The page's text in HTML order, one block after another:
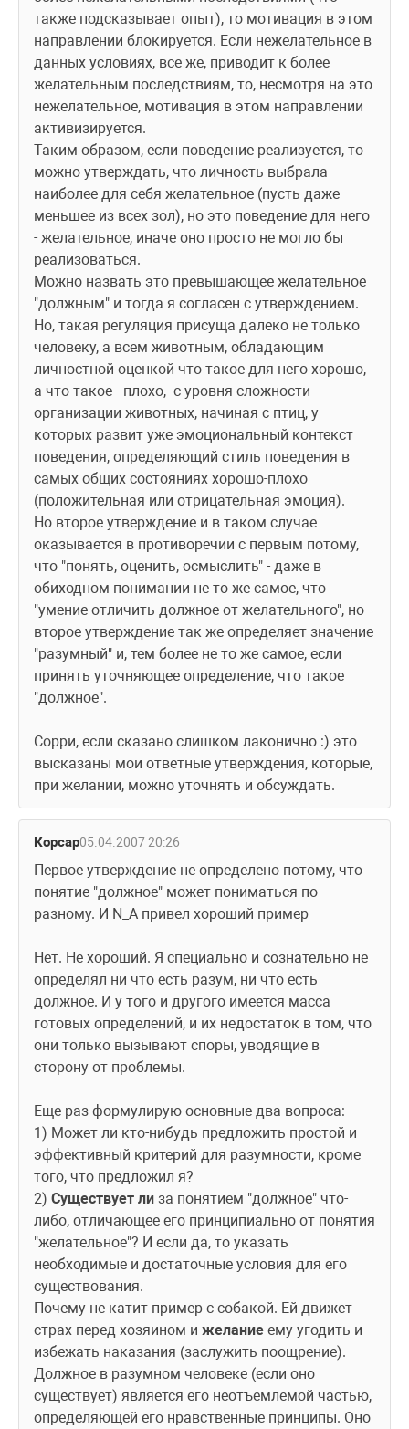
также подсказывает опыт), то мотивация в этом
направлении блокируется. Если нежелательное в
данных условиях, все же, приводит к более
желательным последствиям, то, несмотря на это
нежелательное, мотивация в этом направлении
активизируется.
Таким образом, если поведение реализуется, то
можно утверждать, что личность выбрала
наиболее для себя желательное (пусть даже
меньшее из всех зол), но это поведение для него
- желательное, иначе оно просто не могло бы
реализоваться.
Можно назвать это превышающее желательное
"должным" и тогда я согласен с утверждением.
Но, такая регуляция присуща далеко не только
человеку, а всем животным, обладающим
личностной оценкой что такое для него хорошо,
а что такое - плохо,  с уровня сложности
организации животных, начиная с птиц, у
которых развит уже эмоциональный контекст
поведения, определяющий стиль поведения в
самых общих состояниях хорошо-плохо
(положительная или отрицательная эмоция).
Но второе утверждение и в таком случае
оказывается в противоречии с первым потому,
что "понять, оценить, осмыслить" - даже в
обиходном понимании не то же самое, что
"умение отличить должное от желательного", но
второе утверждение так же определяет значение
"разумный" и, тем более не то же самое, если
принять уточняющее определение, что такое
"должное".
Сорри, если сказано слишком лаконично :) это
высказаны мои ответные утверждения, которые,
при желании, можно уточнять и обсуждать.
Корсар05.04.2007 20:26
Первое утверждение не определено потому, что
понятие "должное" может пониматься по-
разному. И N_A привел хороший пример
Нет. Не хороший. Я специально и сознательно не
определял ни что есть разум, ни что есть
должное. И у того и другого имеется масса
готовых определений, и их недостаток в том, что
они только вызывают споры, уводящие в
сторону от проблемы.
Еще раз формулирую основные два вопроса:
1) Может ли кто-нибудь предложить простой и
эффективный критерий для разумности, кроме
того, что предложил я?
2) Существует ли за понятием "должное" что-
либо, отличающее его принципиально от понятия
"желательное"? И если да, то указать
необходимые и достаточные условия для его
существования.
Почему не катит пример с собакой. Ей движет
страх перед хозяином и желание ему угодить и
избежать наказания (заслужить поощрение).
Должное в разумном человеке (если оно
существует) является его неотъемлемой частью,
определяющей его нравственные принципы. Оно